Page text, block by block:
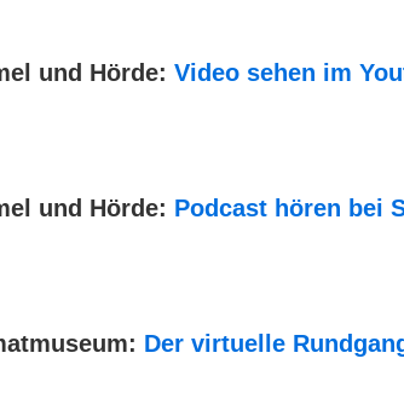
und Hörde: Video sehen im
und Hörde: Podcast hören bei
Der virtuelle